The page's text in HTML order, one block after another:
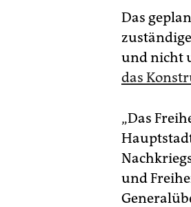
Das
und nicht
das
„Das
und